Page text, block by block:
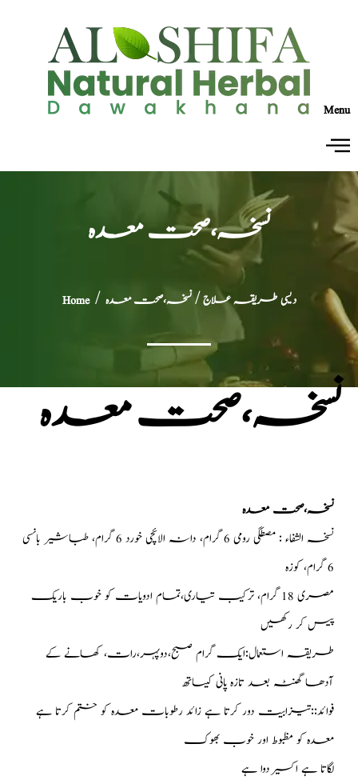
Menu
نسخہ،صحت معدہ
Home/ دیسی طریقہ علاج/ نسخہ،صحت معدہ
نسخہ،صحت معدہ
نسخہ،صحت معدہ
نسخہ الشفاء : مصطگی رومی 6 گرام، دانہ الائچی خورد 6 گرام، طباشیر بانسی
6 گرام، کوزہ
مصری 18 گرام، ترکیب تیاری،تمام ادویات کو خوب باریک
پیس کر رکھیں
طریقہ استعمال:ایک گرام صبح،دوپہر،رات، کھانے کے
آدھا گھنٹہ بعد تازہ پانی کیساتھ
فوائد::تیزابیت دور کرتا ہے زائد رطوبات معدہ کو ختم کرتا ہے
معدہ کو مظبوط اور خوب بھوک
لگاتا ہے اکسیر دوا ہے